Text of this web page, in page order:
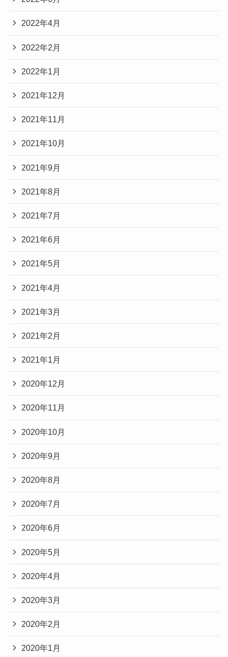
2022年4月
2022年2月
2022年1月
2021年12月
2021年11月
2021年10月
2021年9月
2021年8月
2021年7月
2021年6月
2021年5月
2021年4月
2021年3月
2021年2月
2021年1月
2020年12月
2020年11月
2020年10月
2020年9月
2020年8月
2020年7月
2020年6月
2020年5月
2020年4月
2020年3月
2020年2月
2020年1月